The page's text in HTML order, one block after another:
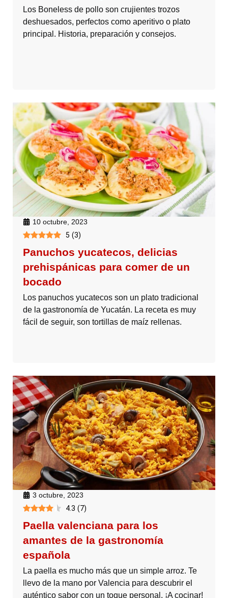
Los Boneless de pollo son crujientes trozos
deshuesados, perfectos como aperitivo o plato
principal. Historia, preparación y consejos.
10 octubre, 2023
5 (3)
Panuchos yucatecos, delicias
prehispánicas para comer de un
bocado
Los panuchos yucatecos son un plato tradicional
de la gastronomía de Yucatán. La receta es muy
fácil de seguir, son tortillas de maíz rellenas.
3 octubre, 2023
4.3 (7)
Paella valenciana para los
amantes de la gastronomía
española
La paella es mucho más que un simple arroz. Te
llevo de la mano por Valencia para descubrir el
auténtico sabor con un toque personal. ¡A cocinar!